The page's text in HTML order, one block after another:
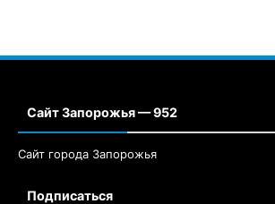
Сайт Запорожья — 952
Сайт города Запорожья
Подписаться